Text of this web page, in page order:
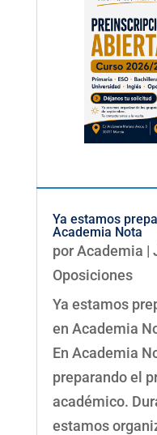
Ya estamos
Academia Nota
porAcademia |
Oposiciones
Ya estamos
en Academia
En Academia
preparando el
académico.
estamos